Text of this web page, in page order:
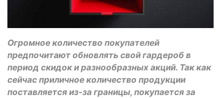
Огромное количество покупателей
предпочитают обновлять свой гардероб в
период скидок и разнообразных акций. Так как
сейчас приличное количество продукции
поставляется из-за границы, покупается за